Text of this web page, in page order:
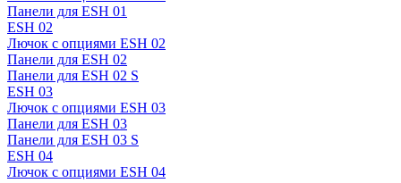
Панели для ESH 01
ESH 02
Лючок с опциями ESH 02
Панели для ESH 02
Панели для ESH 02 S
ESH 03
Лючок с опциями ESH 03
Панели для ESH 03
Панели для ESH 03 S
ESH 04
Лючок с опциями ESH 04